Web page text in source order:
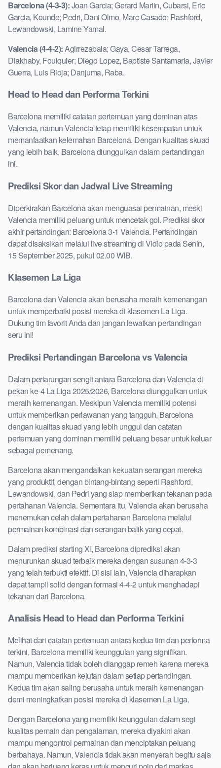
Barcelona (4-3-3):Joan Garcia; Gerard Martin, Cubarsi, Eric
Garcia, Kounde; Pedri, Dani Olmo, Marc Casado; Rashford,
Lewandowski, Lamine Yamal.
Valencia (4-4-2):Agirrezabala; Gaya, Cesar Tarrega,
Diakhaby, Foulquier; Diego Lopez, Baptiste Santamaria, Javier
Guerra, Luis Rioja; Danjuma, Raba.
Head to Head dan Performa Terkini
Barcelona memiliki catatan pertemuan yang dominan atas
Valencia, namun Valencia tetap memiliki kesempatan untuk
memanfaatkan kelemahan Barcelona. Dengan kualitas skuad
yang lebih baik, Barcelona diunggulkan dalam pertandingan
ini.
Prediksi Skor dan Jadwal Live Streaming
Diperkirakan Barcelona akan menguasai permainan, meski
Valencia memiliki peluang untuk mencetak gol. Prediksi skor
akhir pertandingan: Barcelona 3-1 Valencia. Pertandingan
dapat disaksikan melalui live streaming di Vidio pada Senin,
15 September 2025, pukul 02.00 WIB.
Klasemen La Liga
Barcelona dan Valencia akan berusaha meraih kemenangan
untuk memperbaiki posisi mereka di klasemen La Liga.
Dukung tim favorit Anda dan jangan lewatkan pertandingan
seru ini!
Prediksi Pertandingan Barcelona vs Valencia
Dalam pertarungan sengit antara Barcelona dan Valencia di
pekan ke-4 La Liga 2025/2026, Barcelona diunggulkan untuk
meraih kemenangan. Meskipun Valencia memiliki potensi
untuk memberikan perlawanan yang tangguh, Barcelona
dengan kualitas skuad yang lebih unggul dan catatan
pertemuan yang dominan memiliki peluang besar untuk keluar
sebagai pemenang.
Barcelona akan mengandalkan kekuatan serangan mereka
yang produktif, dengan bintang-bintang seperti Rashford,
Lewandowski, dan Pedri yang siap memberikan tekanan pada
pertahanan Valencia. Sementara itu, Valencia akan berusaha
menemukan celah dalam pertahanan Barcelona melalui
permainan kombinasi dan serangan balik yang cepat.
Dalam prediksi starting XI, Barcelona diprediksi akan
menurunkan skuad terbaik mereka dengan susunan 4-3-3
yang telah terbukti efektif. Di sisi lain, Valencia diharapkan
dapat tampil solid dengan formasi 4-4-2 untuk menghadapi
tekanan dari Barcelona.
Analisis Head to Head dan Performa Terkini
Melihat dari catatan pertemuan antara kedua tim dan performa
terkini, Barcelona memiliki keunggulan yang signifikan.
Namun, Valencia tidak boleh dianggap remeh karena mereka
mampu memberikan kejutan dalam setiap pertandingan.
Kedua tim akan saling berusaha untuk meraih kemenangan
demi meningkatkan posisi mereka di klasemen La Liga.
Dengan Barcelona yang memiliki keunggulan dalam segi
kualitas pemain dan pengalaman, mereka diyakini akan
mampu mengontrol permainan dan menciptakan peluang
berbahaya. Namun, Valencia tidak akan menyerah begitu saja